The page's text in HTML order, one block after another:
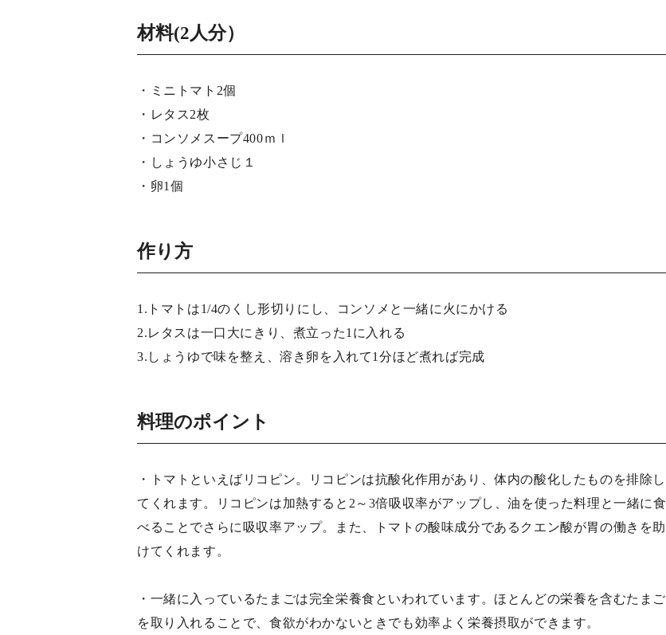
材料(2人分）
・ミニトマト2個
・レタス2枚
・コンソメスープ400ｍｌ
・しょうゆ小さじ１
・卵1個
作り方
1.トマトは1/4のくし形切りにし、コンソメと一緒に火にかける
2.レタスは一口大にきり、煮立った1に入れる
3.しょうゆで味を整え、溶き卵を入れて1分ほど煮れば完成
料理のポイント
・トマトといえばリコピン。リコピンは抗酸化作用があり、体内の酸化したものを排除し
てくれます。リコピンは加熱すると2～3倍吸収率がアップし、油を使った料理と一緒に食
べることでさらに吸収率アップ。また、トマトの酸味成分であるクエン酸が胃の働きを助
けてくれます。
・一緒に入っているたまごは完全栄養食といわれています。ほとんどの栄養を含むたまご
を取り入れることで、食欲がわかないときでも効率よく栄養摂取ができます。